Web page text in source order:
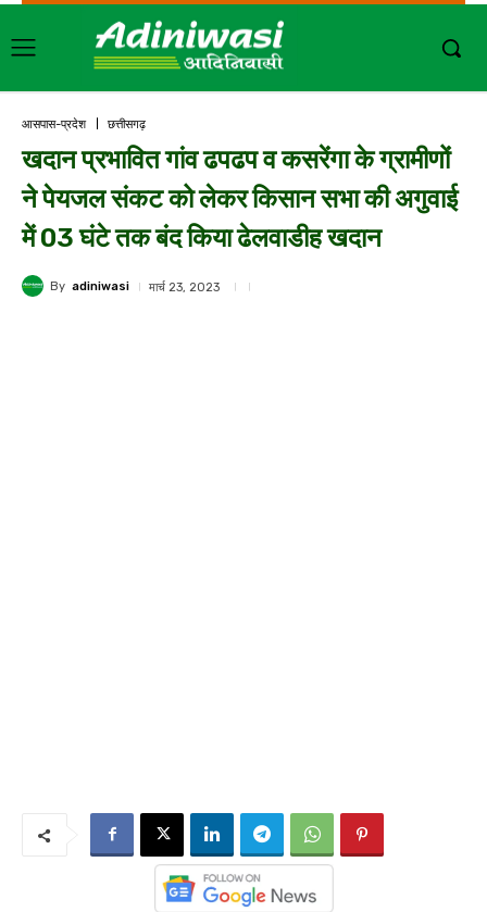
आसपास-प्रदेश छत्तीसगढ़
खदान प्रभावित गांव ढपढप व कसरेंगा के ग्रामीणों
ने पेयजल संकट को लेकर किसान सभा की अगुवाई
में 03 घंटे तक बंद किया ढेलवाडीह खदान
By adiniwasi मार्च 23, 2023